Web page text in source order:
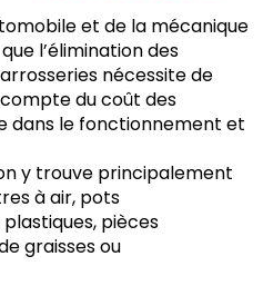
et de la mécanique
l’élimination des
nécessite de
compte du coût des
dans le fonctionnement et
y trouve principalement
à air, pots
pièces
graisses ou